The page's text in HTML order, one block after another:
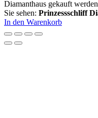
Sie sehen: Prinzessschliff
In den Warenkorb